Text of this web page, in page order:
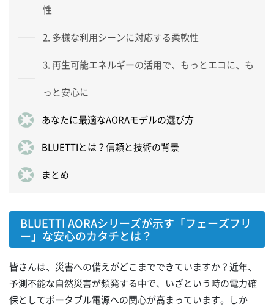
性
2. 多様な利用シーンに対応する柔軟性
3. 再生可能エネルギーの活用で、もっとエコに、も
っと安心に
あなたに最適なAORAモデルの選び方
BLUETTIとは？信頼と技術の背景
まとめ
BLUETTI AORAシリーズが示す「フェーズフリ
ー」な安心のカタチとは？
皆さんは、災害への備えがどこまでできていますか？近年、
予測不能な自然災害が頻発する中で、いざという時の電力確
保としてポータブル電源への関心が高まっています。しか